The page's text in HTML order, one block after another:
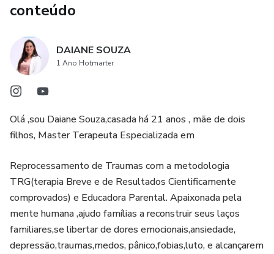
✔ Como suas crenças sobre dinheiro foram criadas (e como
mudar isso)
✔ Técnicas simples para ressignificar traumas e criar uma
✔ Exercícios guiados para aplicar no seu dia a dia
Esse não é só um livro… é um processo de transformação.
Se você quer parar de viver presa ao passado, destravar
sua vida e finalmente começar a avançar de verdade —
esse conteúdo é pra você.
Você não pode mudar o que aconteceu.
conteúdo
DAIANE SOUZA
1 Ano Hotmarter
Olá ,sou Daiane Souza,casada há 21 anos , mãe de dois
filhos, Master Terapeuta Especializada em
Reprocessamento de Traumas com a metodologia
TRG(terapia Breve e de Resultados Cientificamente
comprovados) e Educadora Parental. Apaixonada pela
mente humana ,ajudo famílias a reconstruir seus laços
familiares,se libertar de dores emocionais,ansiedade,
depressão,traumas,medos, pânico,fobias,luto, e alcançarem